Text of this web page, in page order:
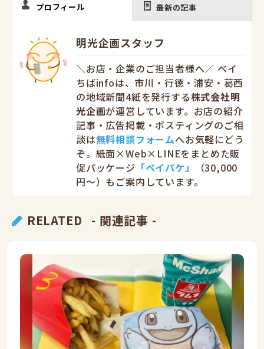
プロフィール 最新の記事
明光企画スタッフ
＼お店・企業のご担当者様へ／ ベイ
ちばinfoは、市川・行徳・浦安・葛西
の地域新聞4紙を発行する株式会社明
光企画が運営しています。お店の紹介
記事・広告掲載・ポスティングのご相
談は無料相談フォームへお気軽にどう
ぞ。紙面×Web×LINEをまとめた販
促パッケージ 「ベイパケ」
（30,000
円〜）もご案内しています。
RELATED - 関連記事 -